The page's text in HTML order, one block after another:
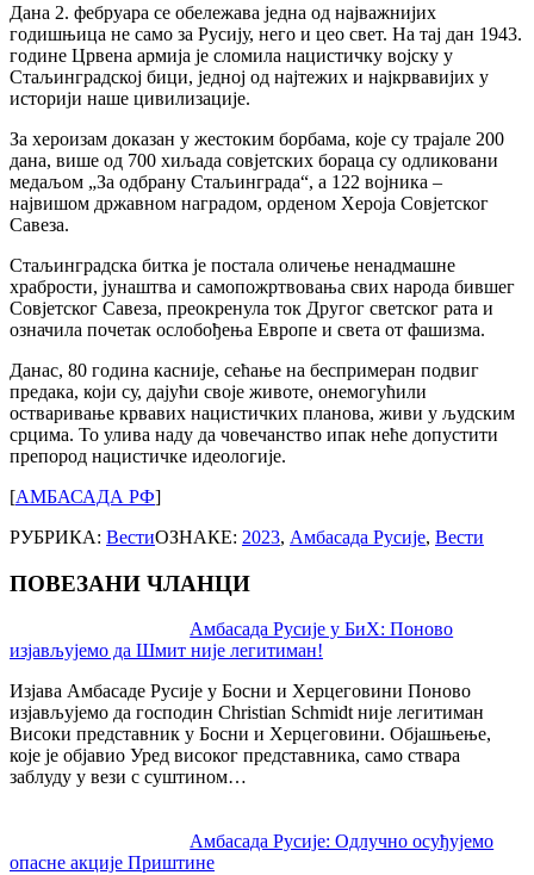
Дана 2. фебруара се обележава једна од најважнијих
годишњица не само за Русију, него и цео свет. На тај дан 1943.
године Црвена армија је сломила нацистичку војску у
Стаљинградској бици, једној од најтежих и најкрвавијих у
историји наше цивилизације.
За хероизам доказан у жестоким борбама, које су трајале 200
дана, више од 700 хиљада совјетских бораца су одликовани
медаљом „За одбрану Стаљинграда“, а 122 војника –
највишом државном наградом, орденом Хероја Совјетског
Савеза.
Стаљинградска битка је постала оличење ненадмашне
храбрости, јунаштва и самопожртвовања свих народа бившег
Совјетског Савеза, преокренула ток Другог светског рата и
означила почетак ослобођења Европе и света от фашизма.
Данас, 80 година касније, сећање на беспримеран подвиг
предака, који су, дајући своје животе, онемогућили
остваривање крвавих нацистичких планова, живи у људским
срцима. То улива наду да човечанство ипак неће допустити
препород нацистичке идеологије.
[АМБАСАДА РФ]
РУБРИКА: ВестиОЗНАКЕ: 2023, Амбасада Русије, Вести
ПОВЕЗАНИ ЧЛАНЦИ
Амбасада Русије у БиХ: Поново
изјављујемо да Шмит није легитиман!
Изјава Амбасаде Русије у Босни и Херцеговини Поново
изјављујемо да господин Christian Schmidt није легитиман
Високи представник у Босни и Херцеговини. Објашњење,
које је објавио Уред високог представника, само ствара
заблуду у вези с суштином…
Амбасада Русије: Одлучно осуђујемо
опасне акције Приштине
navigation